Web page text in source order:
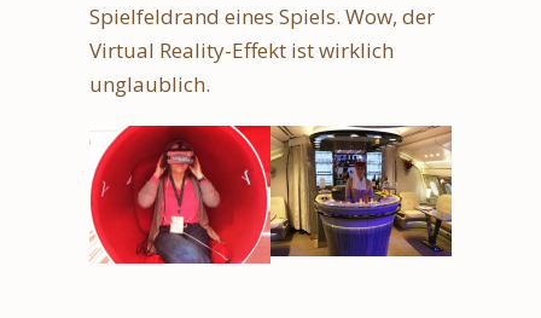
Spielfeldrand eines Spiels. Wow, der
Virtual Reality-Effekt ist wirklich
unglaublich.